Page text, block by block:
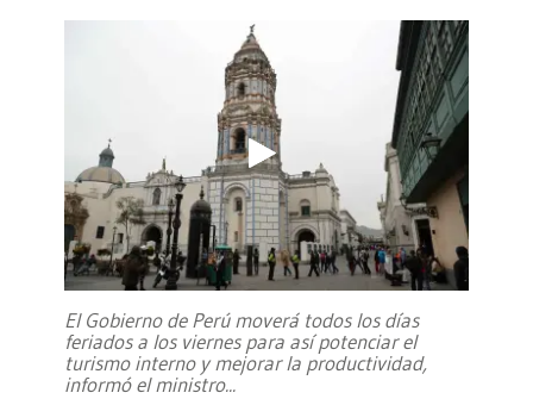
El Gobierno de Perú moverá todos los días
feriados a los viernes para así potenciar el
turismo interno y mejorar la productividad,
informó el ministro...